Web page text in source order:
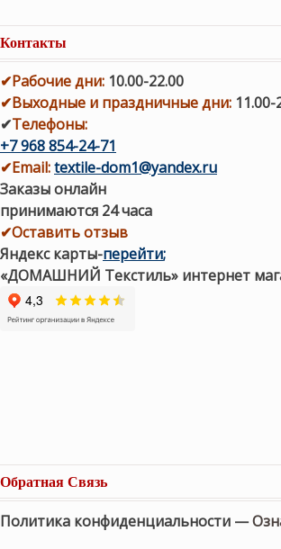
Контакты
✔Рабочие дни: 10.00-22.00
✔Выходные и праздничные дни: 11.00-
✔Телефоны:
+7 968 854-24-71
✔Email:textile-dom1@yandex.ru
Заказы онлайн
принимаются 24 часа
✔Оставить отзыв
Яндекс карты-перейти;
«ДОМАШНИЙ Текстиль» интернет
Обратная Связь
Политика конфиденциальности —